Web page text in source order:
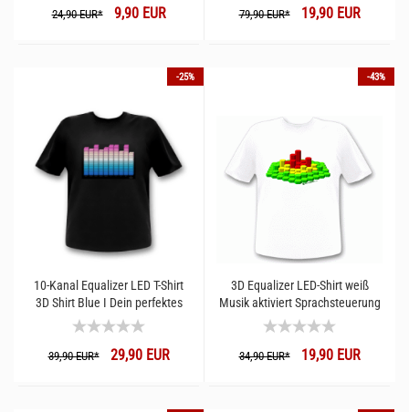
24,90 EUR*9,90 EUR 79,90 EUR*19,90 EUR
-25%
10-Kanal Equalizer LED T-Shirt
3D Shirt Blue I Dein perfektes
Outfit für Festivals, Konzerte
und lange Nächte auf der
Tanzfläche
39,90 EUR*29,90 EUR
-43%
3D Equalizer LED-Shirt weiß
Musik aktiviert Sprachsteuerung
34,90 EUR*19,90 EUR